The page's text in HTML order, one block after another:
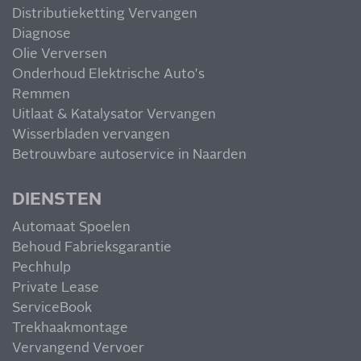
Distributieketting Vervangen
Diagnose
Olie Verversen
Onderhoud Elektrische Auto's
Remmen
Uitlaat & Katalysator Vervangen
Wisserbladen vervangen
Betrouwbare autoservice in Naarden
DIENSTEN
Automaat Spoelen
Behoud Fabrieksgarantie
Pechhulp
Private Lease
ServiceBook
Trekhaakmontage
Vervangend Vervoer